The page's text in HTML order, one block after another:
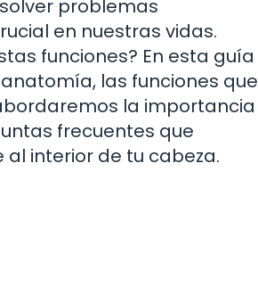
problemas
en nuestras vidas.
funciones? En esta guía
las funciones que
la importancia
frecuentes que
interior de tu cabeza.